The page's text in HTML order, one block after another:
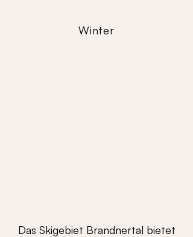
Winter
Das Skigebiet Brandnertal bietet